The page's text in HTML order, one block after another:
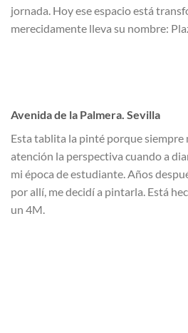
jornada. Hoy ese espacio está
merecidamente lleva su nombre:
Avenida de la Palmera. Sevilla
Esta tablita la pinté porque siempre
atención la perspectiva cuando a
mi época de estudiante. Años
por allí, me decidí a pintarla. Está
un 4M.